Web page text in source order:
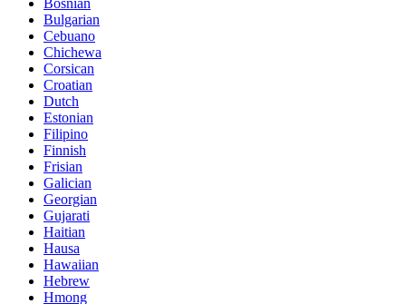
Bosnian
Bulgarian
Cebuano
Chichewa
Corsican
Croatian
Dutch
Estonian
Filipino
Finnish
Frisian
Galician
Georgian
Gujarati
Haitian
Hausa
Hawaiian
Hebrew
Hmong